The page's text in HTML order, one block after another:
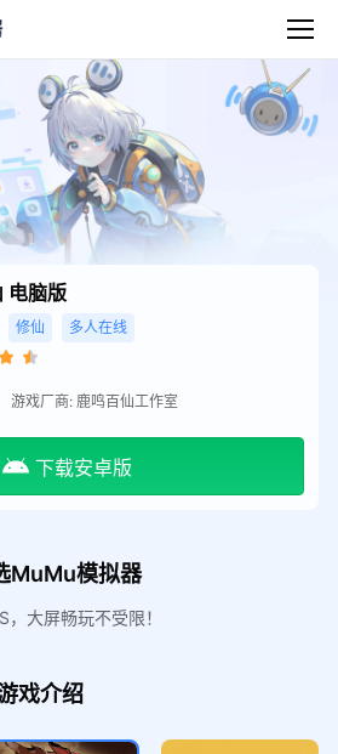
电脑版
修仙 多人在线
游戏厂商: 鹿鸣百仙工作室
下载安卓版
MuMu模拟器
大屏畅玩不受限！
戏介绍